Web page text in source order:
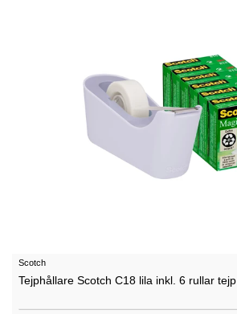
Scotch
Tejphållare Scotch C18 lila inkl. 6 rullar tejp